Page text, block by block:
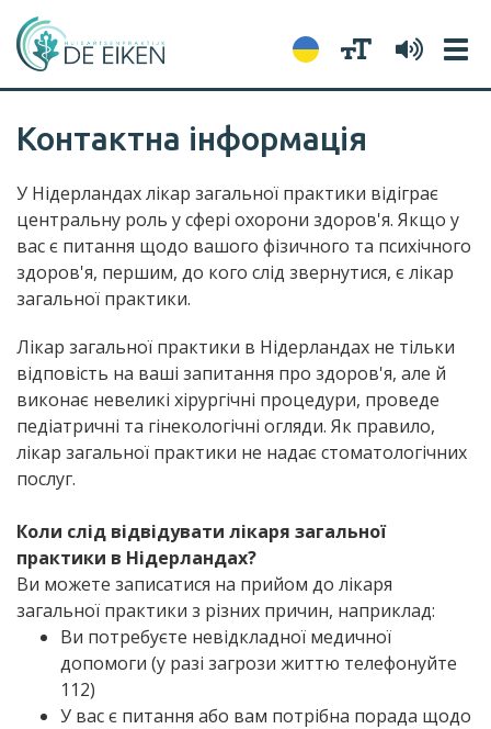
Контактна інформація
У Нідерландах лікар загальної практики відіграє
центральну роль у сфері охорони здоров'я. Якщо у
вас є питання щодо вашого фізичного та психічного
здоров'я, першим, до кого слід звернутися, є лікар
загальної практики.
Лікар загальної практики в Нідерландах не тільки
відповість на ваші запитання про здоров'я, але й
виконає невеликі хірургічні процедури, проведе
педіатричні та гінекологічні огляди. Як правило,
лікар загальної практики не надає стоматологічних
послуг.
Коли слід відвідувати лікаря загальної
практики в Нідерландах?
Ви можете записатися на прийом до лікаря
загальної практики з різних причин, наприклад:
Ви потребуєте невідкладної медичної
допомоги (у разі загрози життю телефонуйте
112)
У вас є питання або вам потрібна порада щодо